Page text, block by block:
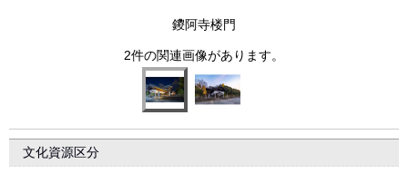
鑁阿寺楼門
2件の関連画像があります。
文化資源区分